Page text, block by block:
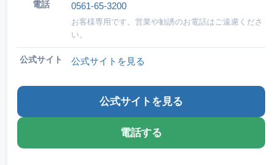
電話 0561-65-3200
お客様専用です。営業や勧誘のお電話はご遠慮くださ
い。
公式サイト 公式サイトを見る
公式サイトを見る
電話する